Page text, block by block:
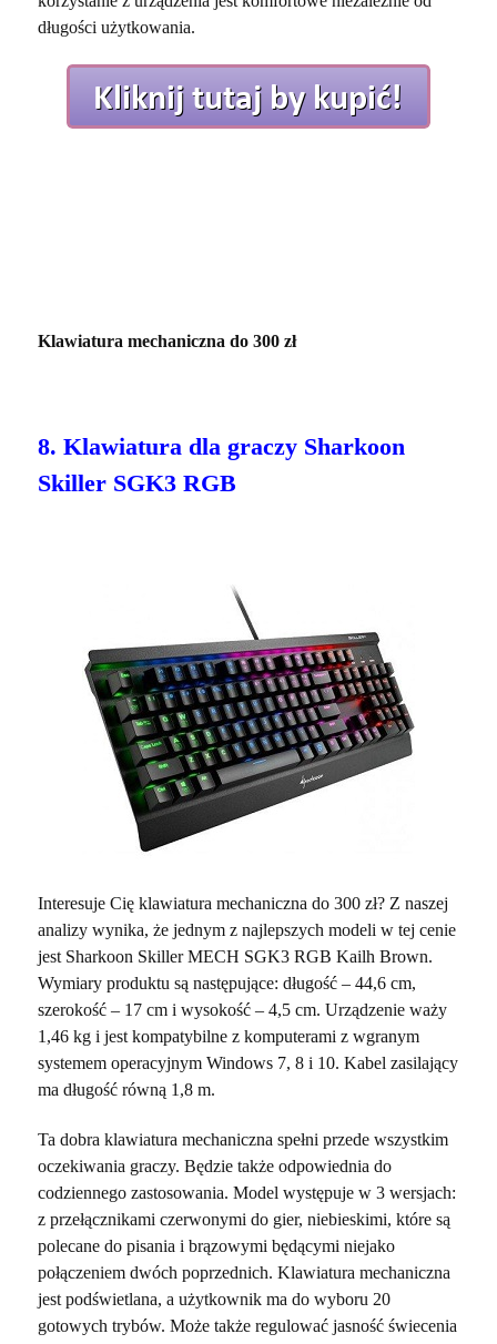
długości użytkowania.
Klawiatura mechaniczna do 300 zł
8. Klawiatura dla graczy Sharkoon
Skiller SGK3 RGB
Interesuje Cię klawiatura mechaniczna do 300 zł? Z naszej
analizy wynika, że jednym z najlepszych modeli w tej cenie
jest Sharkoon Skiller MECH SGK3 RGB Kailh Brown.
Wymiary produktu są następujące: długość – 44,6 cm,
szerokość – 17 cm i wysokość – 4,5 cm. Urządzenie waży
1,46 kg i jest kompatybilne z komputerami z wgranym
systemem operacyjnym Windows 7, 8 i 10. Kabel zasilający
ma długość równą 1,8 m.
Ta dobra klawiatura mechaniczna spełni przede wszystkim
oczekiwania graczy. Będzie także odpowiednia do
codziennego zastosowania. Model występuje w 3 wersjach:
z przełącznikami czerwonymi do gier, niebieskimi, które są
polecane do pisania i brązowymi będącymi niejako
połączeniem dwóch poprzednich. Klawiatura mechaniczna
jest podświetlana, a użytkownik ma do wyboru 20
gotowych trybów. Może także regulować jasność świecenia